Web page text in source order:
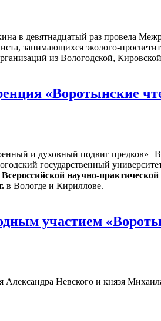
в девятнадцатый раз провела
занимающихся эколого-
из Вологодской,
«Воротынские
государственный
научно-
в Вологде и Кириллове.
участием
Невского и князя